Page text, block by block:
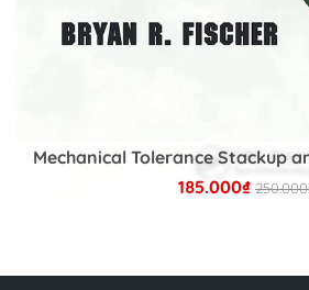
Free downloadable ROMI
examples given in the book
With every department under
on top every time.
Research in Technology and
185.000₫